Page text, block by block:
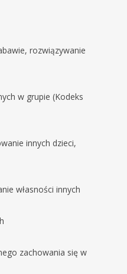
rozwiązywanie
w grupie (Kodeks
innych dzieci,
własności innych
zachowania się w